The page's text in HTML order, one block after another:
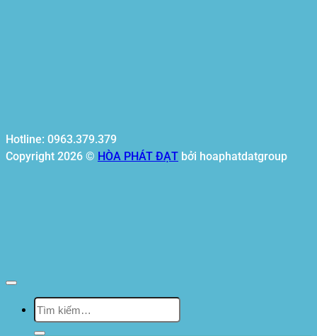
Hotline: 0963.379.379
Copyright 2026 © HÒA PHÁT ĐẠT bởi hoaphatdatgroup
Tìm
kiếm: